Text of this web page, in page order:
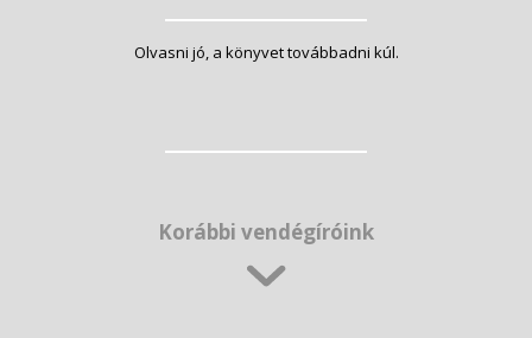
Olvasni jó, a könyvet továbbadni kúl.
Korábbi vendégíróink